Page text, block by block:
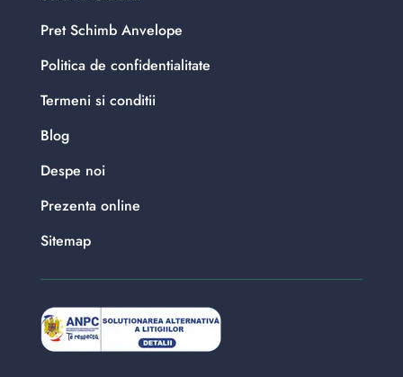
Pret Schimb Anvelope
Politica de confidentialitate
Termeni si conditii
Blog
Despe noi
Prezenta online
Sitemap